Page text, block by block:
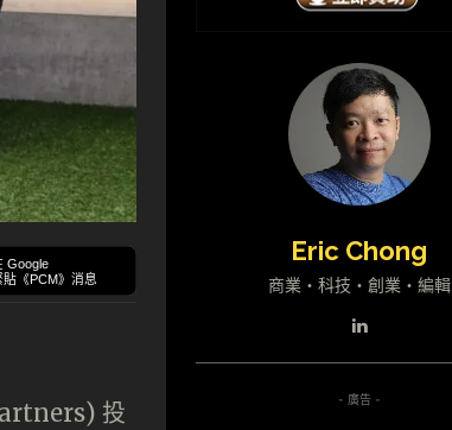
Google
貼《PCM》消息
投
Eric Chong
商業・科技・創業・編輯
- 廣告 -